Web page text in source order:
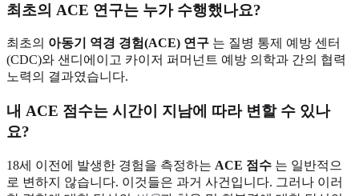
최초의 ACE 연구는 누가 수행했나요?
최초의 아동기 역경 경험(ACE) 연구 는 질병 통제 예방 센터
(CDC)와 샌디에이고 카이저 퍼머넌트 예방 의학과 간의 협력
노력의 결과였습니다.
내 ACE 점수는 시간이 지남에 따라 변할 수 있나
요?
18세 이전에 발생한 경험을 측정하는 ACE 점수 는 일반적으
로 변하지 않습니다. 이것들은 과거 사건입니다. 그러나 이러